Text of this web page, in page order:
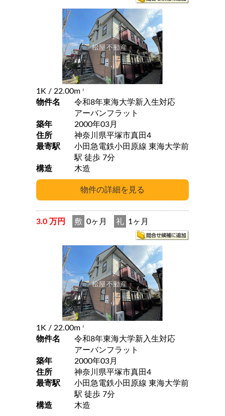
1K / 22.00m 2
物件名
令和8年東海大学新入生対応
アーバンフラット
築年
2000年03月
住所
神奈川県平塚市真田4
最寄駅
小田急電鉄小田原線 東海大学前
駅 徒歩 7分
構造
木造
3.0 万円 敷 0ヶ月 礼 1ヶ月
1K / 22.00m 2
物件名
令和8年東海大学新入生対応
アーバンフラット
築年
2000年03月
住所
神奈川県平塚市真田4
最寄駅
小田急電鉄小田原線 東海大学前
駅 徒歩 7分
構造
木造